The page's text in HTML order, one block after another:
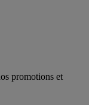
promotions et